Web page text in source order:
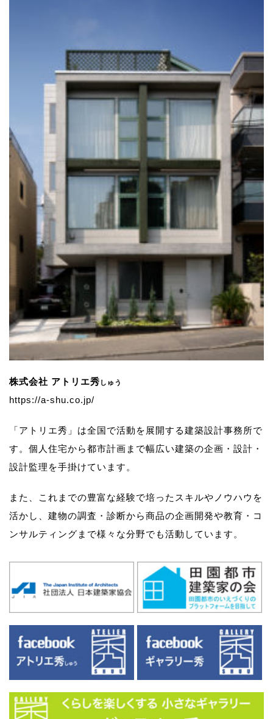
株式会社 アトリエ秀 しゅう
https://a-shu.co.jp/
「アトリエ秀」は全国で活動を展開する建築設計事務所で
す。 個人住宅から都市計画まで幅広い建築の企画・設計・
設計監理を手掛けています。
また、これまでの豊富な経験で培ったスキルやノウハウを
活かし、 建物の調査・診断から商品の企画開発や教育・コ
ンサルティングまで様々な分野でも活動しています。